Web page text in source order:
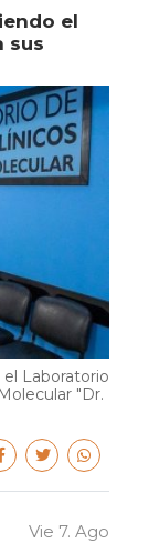
el
sus
Laboratorio
"Dr.
Vie 7. Ago